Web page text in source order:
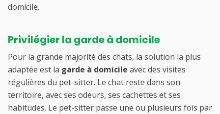
domicile.
Privilégier la garde à domicile
Pour la grande majorité des chats, la solution la plus
adaptée est la garde à domicile avec des visites
régulières du pet-sitter. Le chat reste dans son
territoire, avec ses odeurs, ses cachettes et ses
habitudes. Le pet-sitter passe une ou plusieurs fois par